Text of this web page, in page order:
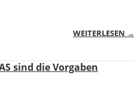
WEITERLESEN →
sind die Vorgaben